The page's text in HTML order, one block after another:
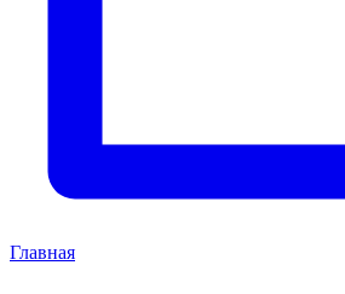
Главная